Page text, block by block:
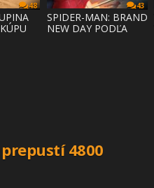
48 43
SPIDER-MAN: BRAND
NEW DAY PODĽA
4800